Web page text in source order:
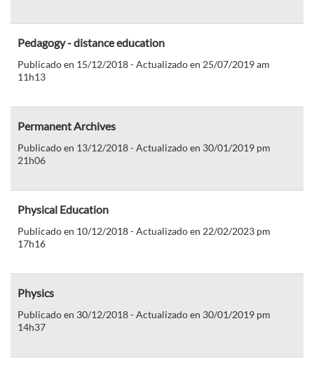
Pedagogy - distance education
Publicado en 15/12/2018 - Actualizado en 25/07/2019 am
11h13
Permanent Archives
Publicado en 13/12/2018 - Actualizado en 30/01/2019 pm
21h06
Physical Education
Publicado en 10/12/2018 - Actualizado en 22/02/2023 pm
17h16
Physics
Publicado en 30/12/2018 - Actualizado en 30/01/2019 pm
14h37